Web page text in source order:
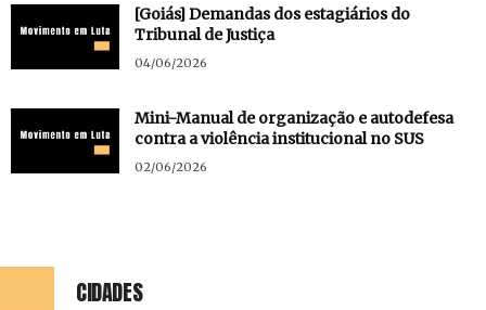
[Goiás] Demandas dos estagiários do
Tribunal de Justiça
04/06/2026
Mini-Manual de organização e autodefesa
contra a violência institucional no SUS
02/06/2026
CIDADES